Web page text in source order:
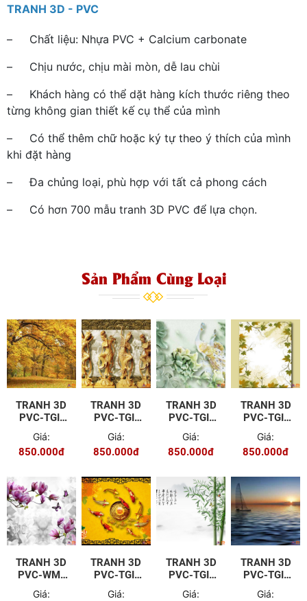
TRANH 3D - PVC
– Chất liệu: Nhựa PVC + Calcium carbonate
– Chịu nước, chịu mài mòn, dễ lau chùi
– Khách hàng có thể dặt hàng kích thước riêng theo
từng không gian thiết kế cụ thể của mình
– Có thể thêm chữ hoặc ký tự theo ý thích của mình
khi đặt hàng
– Đa chủng loại, phù hợp với tất cả phong cách
– Có hơn 700 mẫu tranh 3D PVC để lựa chọn.
Sản Phẩm Cùng Loại
TRANH 3D
PVC-TGI-
FJ-P010
Giá:
850.000đ
TRANH 3D
PVC-TGI-
YD-P101
Giá:
850.000đ
TRANH 3D
PVC-TGI-
BH-006
Giá:
850.000đ
TRANH 3D
PVC-TGI-
YS-P008
Giá:
850.000đ
TRANH 3D
PVC-WM-
P006
Giá:
TRANH 3D
PVC-TGI-
ZS-P010
Giá:
TRANH 3D
PVC-TGI-
ZS-P001
Giá:
TRANH 3D
PVC-TGI-
FJ-P011
Giá: